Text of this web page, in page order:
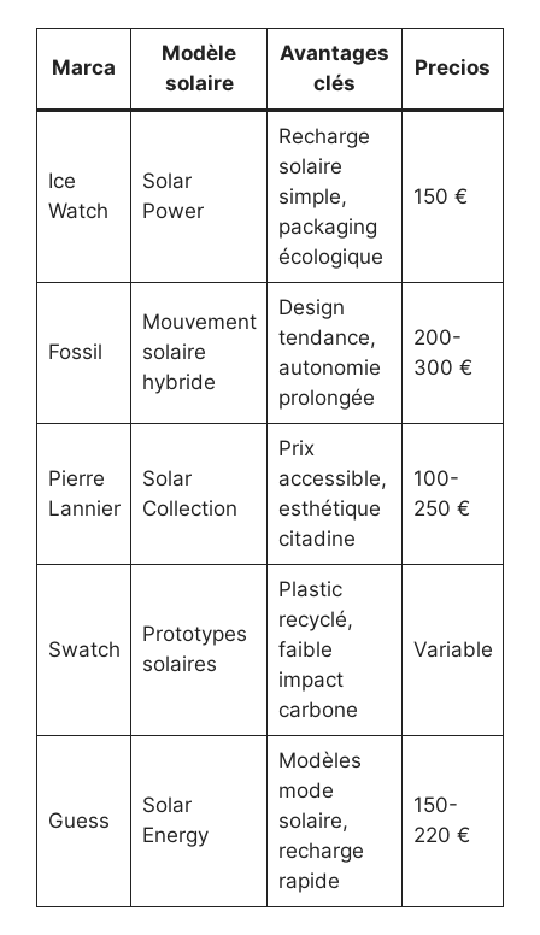
Marca
Modèle
solaire
Avantages
clés
Precios
Ice
Watch
Solar
Power
Recharge
solaire
simple,
packaging
écologique
150 €
Fossil
Mouvement
solaire
hybride
Design
tendance,
autonomie
prolongée
200-
300 €
Pierre
Lannier
Solar
Collection
Prix
accessible,
esthétique
citadine
100-
250 €
Swatch
Prototypes
solaires
Plastic
recyclé,
faible
impact
carbone
Variable
Guess
Solar
Energy
Modèles
mode
solaire,
recharge
rapide
150-
220 €